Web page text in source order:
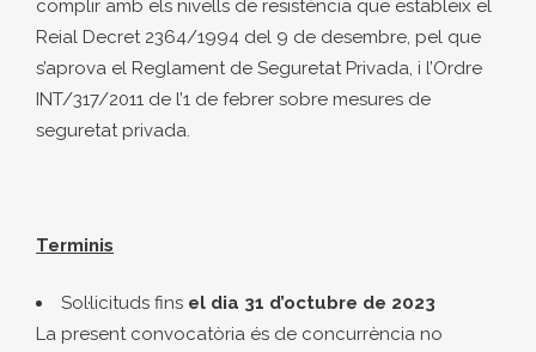
complir amb els nivells de resistència que estableix el
Reial Decret 2364/1994 del 9 de desembre, pel que
s’aprova el Reglament de Seguretat Privada, i l’Ordre
INT/317/2011 de l’1 de febrer sobre mesures de
seguretat privada.
Terminis
Sol·licituds fins el dia 31 d’octubre de 2023
La present convocatòria és de concurrència no